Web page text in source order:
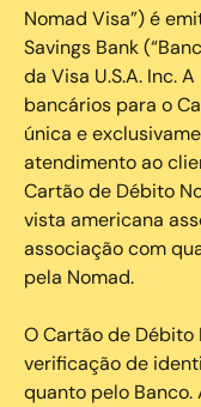
Nomad Visa”) é
Savings Bank
da Visa U.S.A. Inc.
bancários para o
única e
atendimento ao
Cartão de Débito
vista americana
associação com
pela Nomad.
O Cartão de Débito
verificação de
quanto pelo